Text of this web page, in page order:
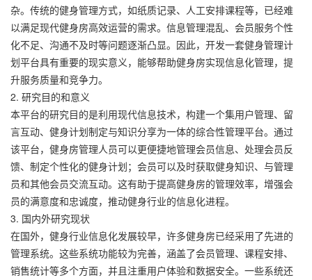
杂。传统的健身管理方式，如纸质记录、人工安排课程等，已经难
以满足现代健身房高效运营的需求。信息管理混乱、会员服务个性
化不足、沟通不及时等问题逐渐凸显。因此，开发一套健身管理计
划平台具有重要的现实意义，能够帮助健身房实现信息化管理，提
升服务质量和竞争力。
2. 研究目的和意义
本平台的研究目的是利用现代信息技术，构建一个集用户管理、留
言互动、健身计划制定与知识分享为一体的综合性管理平台。通过
该平台，健身房管理人员可以更便捷地管理会员信息、处理会员反
馈、制定个性化的健身计划；会员可以及时获取健身知识、与管理
员和其他会员交流互动。这有助于提高健身房的管理效率，增强会
员的满意度和忠诚度，推动健身行业的信息化进程。
3. 国内外研究现状
在国外，健身行业信息化发展较早，许多健身房已经采用了先进的
管理系统。这些系统功能较为完善，涵盖了会员管理、课程安排、
销售统计等多个方面，并且注重用户体验和数据安全。一些系统还